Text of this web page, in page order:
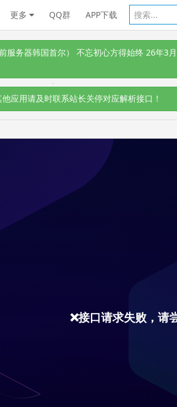
更多 QQ群 APP下载
服务器韩国首尔） 不忘初心方得始终 26年
应用请及时联系站长关停对应解析接口！